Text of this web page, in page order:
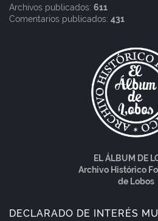
Archivos publicados: 611
Comentarios publicados: 431
EL ÁLBUM DE
Archivo Histórico
de Lobos
DECLARADO DE INTERÉS